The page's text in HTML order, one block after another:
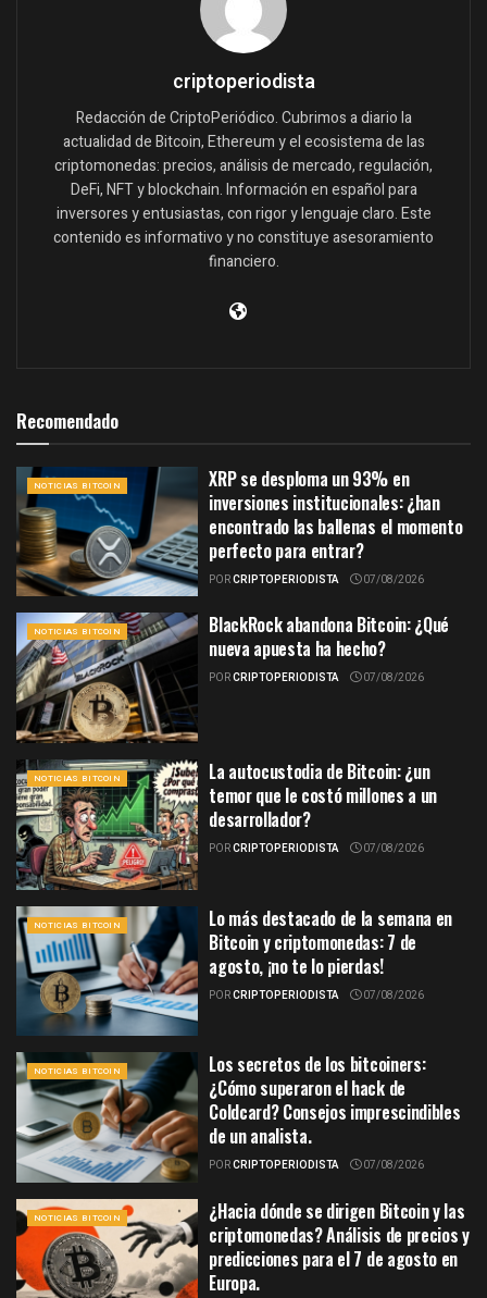
criptoperiodista
Redacción de CriptoPeriódico. Cubrimos a diario la
actualidad de Bitcoin, Ethereum y el ecosistema de las
criptomonedas: precios, análisis de mercado, regulación,
DeFi, NFT y blockchain. Información en español para
inversores y entusiastas, con rigor y lenguaje claro. Este
contenido es informativo y no constituye asesoramiento
financiero.
Recomendado
NOTICIAS BITCOIN
XRP se desploma un 93% en
inversiones institucionales: ¿han
encontrado las ballenas el momento
perfecto para entrar?
PORCRIPTOPERIODISTA 07/08/2026
NOTICIAS BITCOIN
BlackRock abandona Bitcoin: ¿Qué
nueva apuesta ha hecho?
PORCRIPTOPERIODISTA 07/08/2026
NOTICIAS BITCOIN
La autocustodia de Bitcoin: ¿un
temor que le costó millones a un
desarrollador?
PORCRIPTOPERIODISTA 07/08/2026
NOTICIAS BITCOIN
Lo más destacado de la semana en
Bitcoin y criptomonedas: 7 de
agosto, ¡no te lo pierdas!
PORCRIPTOPERIODISTA 07/08/2026
NOTICIAS BITCOIN
Los secretos de los bitcoiners:
¿Cómo superaron el hack de
Coldcard? Consejos imprescindibles
de un analista.
PORCRIPTOPERIODISTA 07/08/2026
NOTICIAS BITCOIN
¿Hacia dónde se dirigen Bitcoin y las
criptomonedas? Análisis de precios y
predicciones para el 7 de agosto en
Europa.